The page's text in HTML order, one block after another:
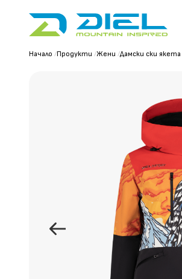
Начало /Продукти /Жени /Дамски ски якета